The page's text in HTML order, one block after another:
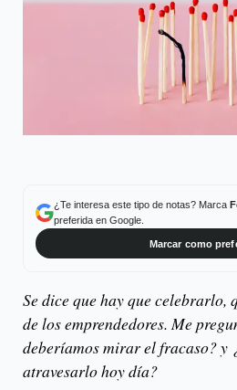
¿Te interesa este tipo de notas? Marca
preferida en Google.
Marcar como
Se dice que hay que celebrarlo,
de los emprendedores. Me
deberíamos mirar el fracaso? y
atravesarlo hoy día?